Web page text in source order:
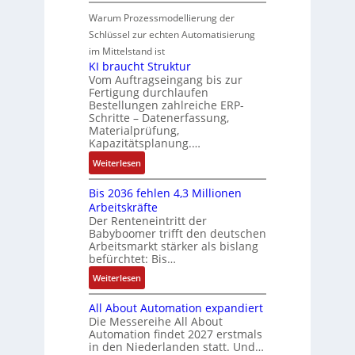
g
e
M
o
m
e
n
t
a
u
f
n
a
h
m
e
,
g
e
p
ä
g
t
k
n
F
a
n
u
c
C
N
C
-
y
s
e
m
e
e
s
c
h
ä
f
t
s
f
ü
h
r
e
r
z
u
m
V
o
r
s
S
y
s
t
è
m
e
s
:
Q
2
E
r
g
e
b
n
i
s
s
e
b
e
e
u
r
V
e
r
t
r
i
e
b
s
-
u
n
d
M
a
r
k
e
t
Warum Prozessmodellierung der
Schlüssel zur echten Automatisierung
im Mittelstand ist
KI braucht Struktur
Vom Auftragseingang bis zur
Fertigung durchlaufen
Bestellungen zahlreiche ERP-
Schritte – Datenerfassung,
Materialprüfung,
Kapazitätsplanung.…
Weiterlesen:
K
I
b
r
a
u
c
h
t
S
t
r
Bis 2036 fehlen 4,3 Millionen
Arbeitskräfte
Der Renteneintritt der
Babyboomer trifft den deutschen
Arbeitsmarkt stärker als bislang
befürchtet: Bis…
Weiterlesen:
B
i
s
2
0
All About Automation expandiert
Die Messereihe All About
Automation findet 2027 erstmals
in den Niederlanden statt. Und…